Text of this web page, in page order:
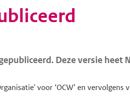
Deze versie heet
voor ‘OCW’ en vervolgens